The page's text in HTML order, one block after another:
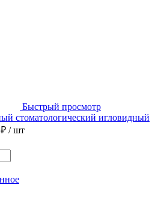
Быстрый просмотр
стоматологический игловидный
/ шт